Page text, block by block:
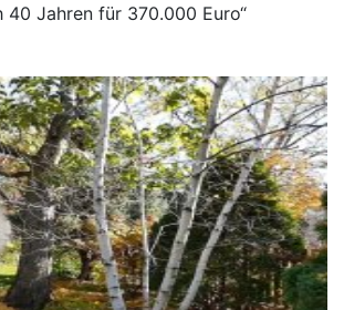
40 Jahren für 370.000 Euro“